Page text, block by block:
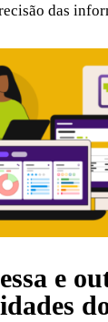
das
e